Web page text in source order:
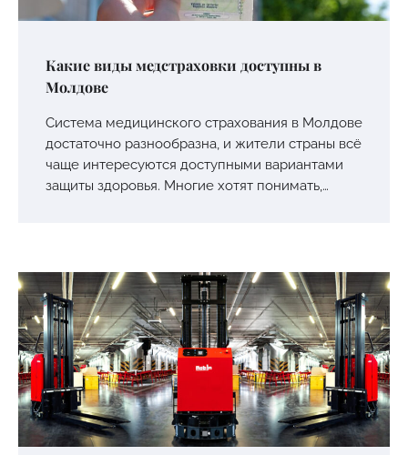
Какие виды медстраховки доступны в
Молдове
Система медицинского страхования в Молдове
достаточно разнообразна, и жители страны всё
чаще интересуются доступными вариантами
защиты здоровья. Многие хотят понимать,…